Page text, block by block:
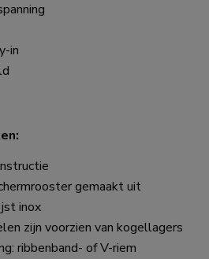
in
gemaakt uit
inox
zijn voorzien van kogellagers
ribbenband- of V-riem